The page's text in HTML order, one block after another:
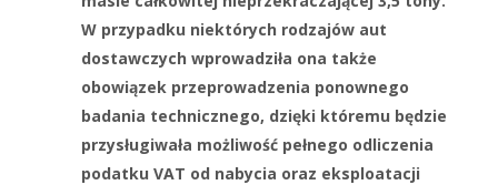
W przypadku niektórych rodzajów aut
dostawczych wprowadziła ona także
obowiązek przeprowadzenia ponownego
badania technicznego, dzięki któremu będzie
przysługiwała możliwość pełnego odliczenia
podatku VAT od nabycia oraz eksploatacji